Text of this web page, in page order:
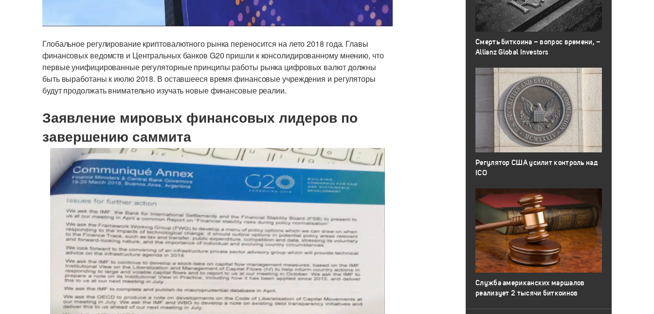
Глобальное регулирование криптовалютного рынка переносится на лето 2018 года. Главы
финансовых ведомств и Центральных банков G20 пришли к консолидированному мнению, что
первые унифицированные регуляторные принципы работы рынка цифровых валют должны
быть выработаны к июлю 2018. В оставшееся время финансовые учреждения и регуляторы
будут продолжать внимательно изучать новые финансовые реалии.
Заявление мировых финансовых лидеров по
завершению саммита
Смерть биткоина – вопрос времени, –
Allianz Global Investors
Регулятор США усилит контроль над
ICO
Служба американских маршалов
реализует 2 тысячи биткоинов